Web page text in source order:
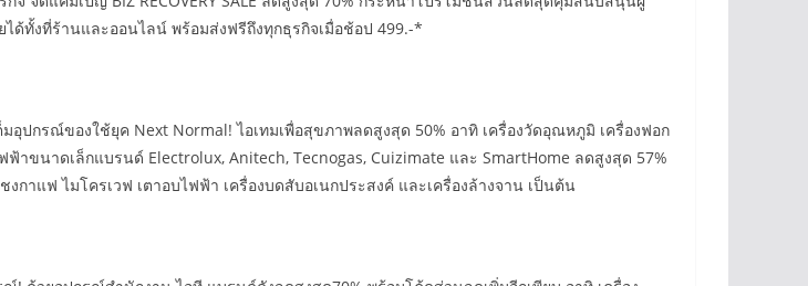
ด้ทั้งที่ร้านและออนไลน์ พร้อมส่งฟรีถึงทุกธุรกิจเมื่อช้อป 499.-*
อุปกรณ์ของใช้ยุค Next Normal! ไอเทมเพื่อสุขภาพลดสูงสุด 50% อาทิ เครื่องวัดอุณหภูมิ เครื่องฟอก
าขนาดเล็กแบรนด์ Electrolux, Anitech, Tecnogas, Cuizimate และ SmartHome ลดสูงสุด 57%
าแฟ ไมโครเวฟ เตาอบไฟฟ้า เครื่องบดสับอเนกประสงค์ และเครื่องล้างจาน เป็นต้น